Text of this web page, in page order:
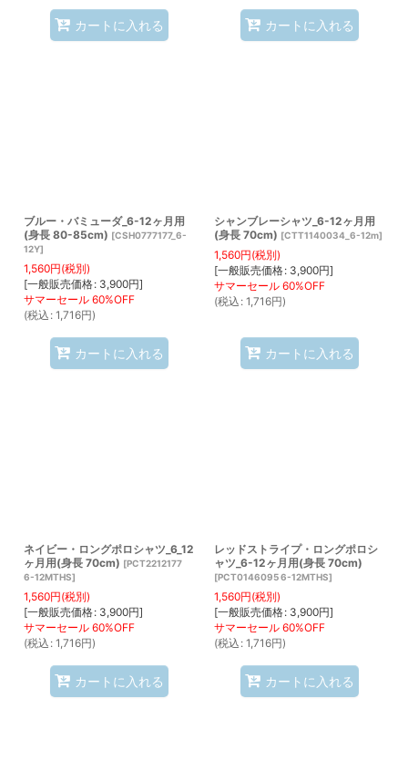
カートに入れる カートに入れる
ブルー・バミューダ_6-12ヶ月用
(身長 80-85cm) [CSH0777177_6-
12Y]
1,560円(税別)
[一般販売価格: 3,900円]
(税込 : 1,716円)
カートに入れる
シャンブレーシャツ_6-12ヶ月用
(身長 70cm) [CTT1140034_6-12m]
1,560円(税別)
[一般販売価格: 3,900円]
(税込 : 1,716円)
カートに入れる
ネイビー・ロングポロシャツ_6_12
ヶ月用(身長 70cm) [PCT2212177
6-12MTHS]
1,560円(税別)
[一般販売価格: 3,900円]
(税込 : 1,716円)
カートに入れる
レッドストライプ・ロングポロシ
ャツ_6-12ヶ月用(身長 70cm)
[PCT0146095 6-12MTHS]
1,560円(税別)
[一般販売価格: 3,900円]
(税込 : 1,716円)
カートに入れる